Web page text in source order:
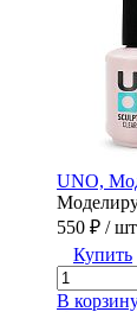
UNO,
550 ₽ / шт
Купить
В